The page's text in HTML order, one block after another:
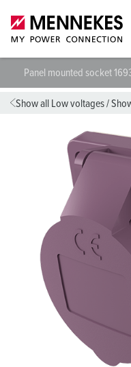
Panel mounted socket
Show all Low voltages/